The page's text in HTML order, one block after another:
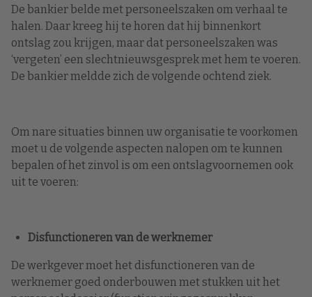
De bankier belde met personeelszaken om verhaal te
halen. Daar kreeg hij te horen dat hij binnenkort
ontslag zou krijgen, maar dat personeelszaken was
‘vergeten’ een slechtnieuwsgesprek met hem te voeren.
De bankier meldde zich de volgende ochtend ziek.
Om nare situaties binnen uw organisatie te voorkomen
moet u de volgende aspecten nalopen om te kunnen
bepalen of het zinvol is om een ontslagvoornemen ook
uit te voeren:
Disfunctioneren van de werknemer
De werkgever moet het disfunctioneren van de
werknemer goed onderbouwen met stukken uit het